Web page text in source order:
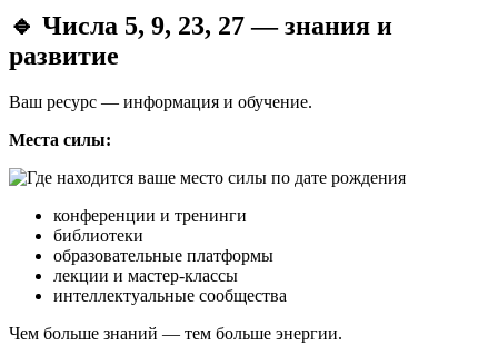
🔹 Числа 5, 9, 23, 27 — знания и
развитие
Ваш ресурс — информация и обучение.
Места силы:
конференции и тренинги
библиотеки
образовательные платформы
лекции и мастер-классы
интеллектуальные сообщества
Чем больше знаний — тем больше энергии.